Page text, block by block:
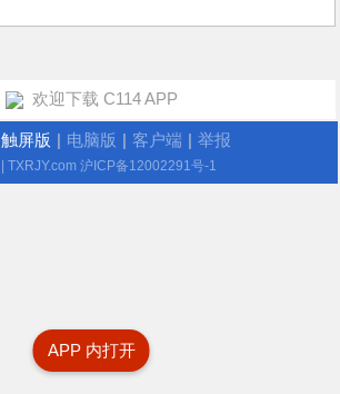
APP 内打开
欢迎下载 C114 APP
触屏版 电脑版 客户端 举报
| TXRJY.com 沪ICP备12002291号-1